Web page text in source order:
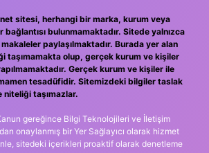
sitesi, herhangi bir marka, kurum veya
bağlantısı bulunmamaktadır. Sitede yalnızca
makaleler paylaşılmaktadır. Burada yer alan
taşımamakta olup, gerçek kurum ve kişiler
Gerçek kurum ve kişiler ile
tesadüfidir. Sitemizdeki bilgiler taslak
taşımazlar.
gereğince Bilgi Teknolojileri ve İletişim
onaylanmış bir Yer Sağlayıcı olarak hizmet
sitedeki içerikleri proaktif olarak denetleme